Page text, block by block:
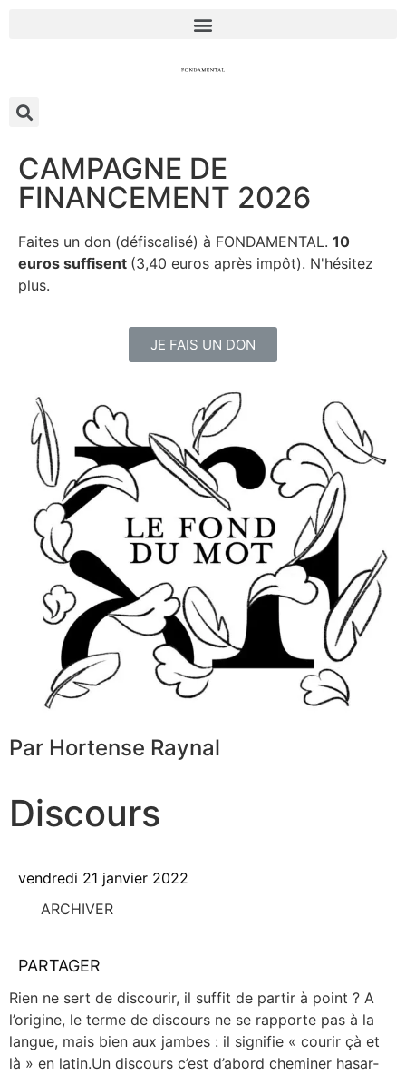
CAMPAGNE DE
FINANCEMENT 2026
Faites un don (défiscalisé) à FONDAMENTAL. 10
euros suffisent (3,40 euros après impôt). N'hésitez
plus.
JE FAIS UN DON
Par Hortense Raynal
Discours
vendredi 21 janvier 2022
ARCHIVER
PARTAGER
Rien ne sert de dis­cou­rir, il suf­fit de par­tir à point ? A
l’origine, le terme de dis­cours ne se rap­porte pas à la
langue, mais bien aux jambes : il signi­fie « cou­rir çà et
là » en latin.Un dis­cours c’est d’abord che­mi­ner hasar­